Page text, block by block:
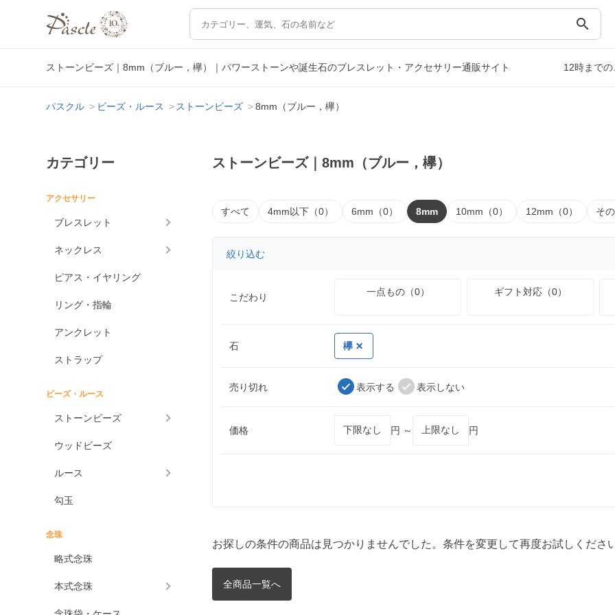
search
ストーンビーズ｜8mm（ブルー，欅）｜パワーストーンや誕生石のブレスレット・アクセサリー通販サイト 12時まで
パスクル ビーズ・ルース ストーンビーズ 8mm（ブルー，欅）
カテゴリー
アクセサリー
ブレスレット
ネックレス
ピアス・イヤリング
リング・指輪
アンクレット
ストラップ
ビーズ・ルース
ストーンビーズ
ウッドビーズ
ルース
勾玉
念珠
略式念珠
本式念珠
ストーンビーズ｜8mm（ブルー，欅）
すべて 4mm以下（0） 6mm（0） 8mm 10mm（0） 12mm（0） そ
絞り込む
こだわり 一点もの（0） ギフト対応（0）
石 欅
売り切れ 表示する 表示しない
価格 円 ～ 円
お探しの条件の商品は見つかりませんでした。条件を変更して再度お試しください
全商品一覧へ